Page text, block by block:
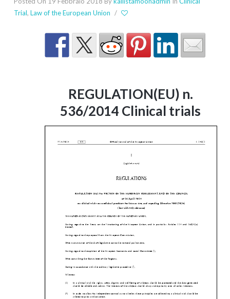
Trial, Law of the European Union /
REGULATION(EU) n.
536/2014 Clinical trials